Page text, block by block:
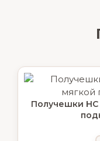
Получешки НС